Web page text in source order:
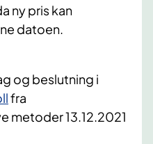
ny pris kan
datoen.
og beslutning i
fra
metoder 13.12.2021